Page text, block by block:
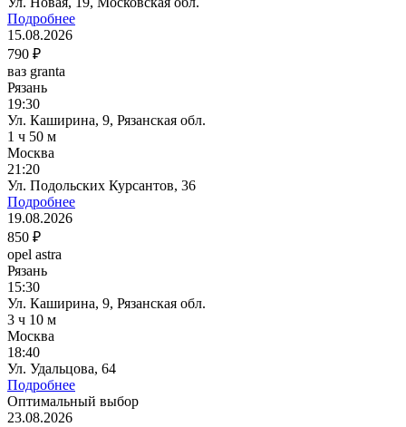
Подробнее
15.08.2026
790 ₽
ваз granta
Рязань
19:30
Ул. Каширина, 9, Рязанская обл.
1 ч 50 м
Москва
21:20
Ул. Подольских Курсантов, 36
Подробнее
19.08.2026
850 ₽
opel astra
Рязань
15:30
Ул. Каширина, 9, Рязанская обл.
3 ч 10 м
Москва
18:40
Ул. Удальцова, 64
Подробнее
Оптимальный выбор
23.08.2026